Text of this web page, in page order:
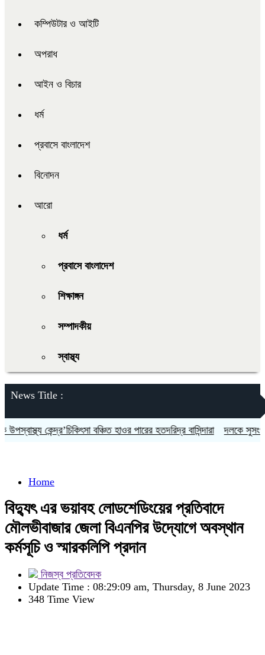
কম্পিউটার ও আইটি
অপরাধ
আইন ও বিচার
ধর্ম
প্রবাসে বাংলাদেশ
বিনোদন
আরো
ধর্ম
প্রবাসে বাংলাদেশ
শিক্ষাঙ্গন
সম্পাদকীয়
স্বাস্থ্য
News Title :
বঞ্চিত হাওর পারের হতদরিদ্র বাসিন্দারা দলকে সুসংগঠিত ও
Home
বিদ্যুৎ এর ভয়াবহ লোডশেডিংয়ের প্রতিবাদে
মৌলভীবাজার জেলা বিএনপির উদ্যোগে অবস্থান
কর্মসূচি ও স্মারকলিপি প্রদান
নিজস্ব প্রতিবেদক
Update Time : 08:29:09 am, Thursday, 8 June 2023
348 Time View